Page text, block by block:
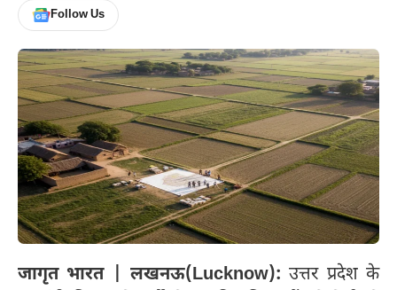
Follow Us
जागृत भारत | लखनऊ(Lucknow): उत्तर प्रदेश के